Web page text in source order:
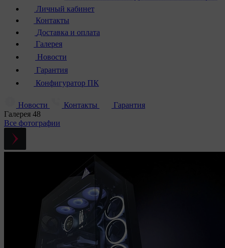
Личный кабинет
Контакты
Доставка и оплата
Галерея
Новости
Гарантия
Конфигуратор ПК
Новости Контакты
Гарантия
Галерея 48
Все фотографии